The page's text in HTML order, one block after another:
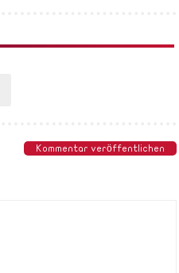
Kommentar veröffentlichen